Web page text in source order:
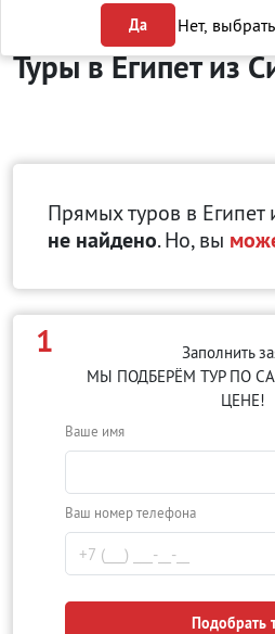
Да Нет,
Туры в Египетиз
Прямых туров в Египет
не найдено. Но, вы
1
Заполнить
МЫ ПОДБЕРЁМ ТУР ПО
ЦЕНЕ!
Ваше имя
Ваш номер телефона
Подобрать